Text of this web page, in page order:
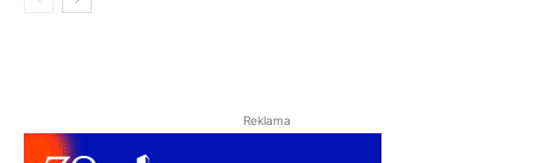
Reklama